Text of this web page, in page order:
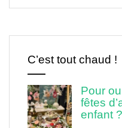
C’est tout chaud !
Pour
fêtes
enfant ?